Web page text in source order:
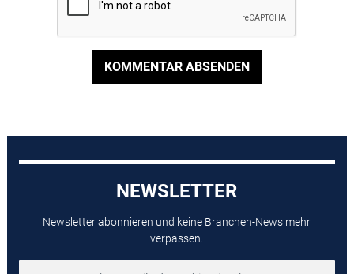
KOMMENTAR ABSENDEN
NEWSLETTER
Newsletter abonnieren und keine Branchen-News mehr
verpassen.